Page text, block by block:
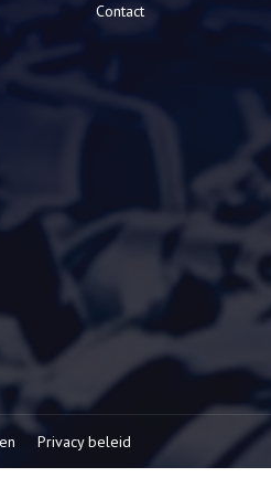
Contact
Privacy beleid